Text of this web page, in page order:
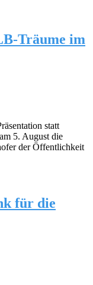
Träume im
statt
5. August die
der Öffentlichkeit
für die